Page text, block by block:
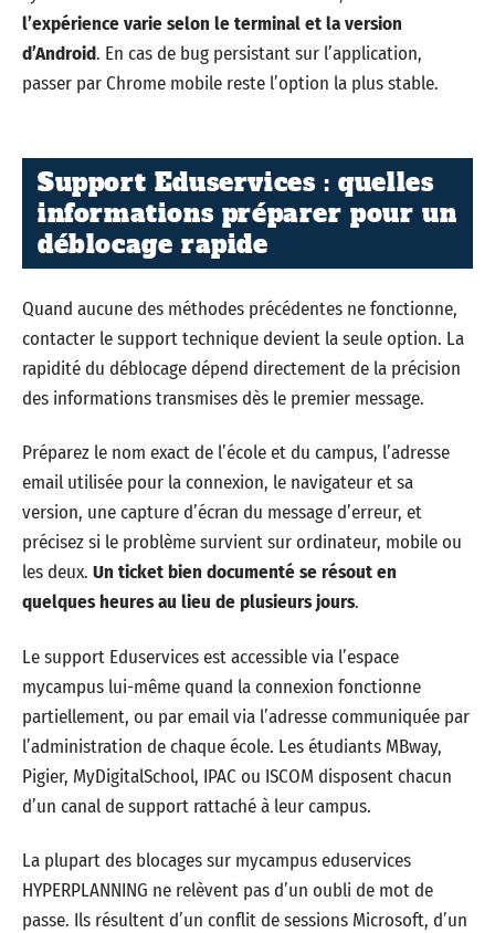
l’expérience varie selon le terminal et la version
d’Android. En cas de bug persistant sur l’application,
passer par Chrome mobile reste l’option la plus stable.
Support Eduservices : quelles
informations préparer pour un
déblocage rapide
Quand aucune des méthodes précédentes ne fonctionne,
contacter le support technique devient la seule option. La
rapidité du déblocage dépend directement de la précision
des informations transmises dès le premier message.
Préparez le nom exact de l’école et du campus, l’adresse
email utilisée pour la connexion, le navigateur et sa
version, une capture d’écran du message d’erreur, et
précisez si le problème survient sur ordinateur, mobile ou
les deux. Un ticket bien documenté se résout en
quelques heures au lieu de plusieurs jours.
Le support Eduservices est accessible via l’espace
mycampus lui-même quand la connexion fonctionne
partiellement, ou par email via l’adresse communiquée par
l’administration de chaque école. Les étudiants MBway,
Pigier, MyDigitalSchool, IPAC ou ISCOM disposent chacun
d’un canal de support rattaché à leur campus.
La plupart des blocages sur mycampus eduservices
HYPERPLANNING ne relèvent pas d’un oubli de mot de
passe. Ils résultent d’un conflit de sessions Microsoft, d’un